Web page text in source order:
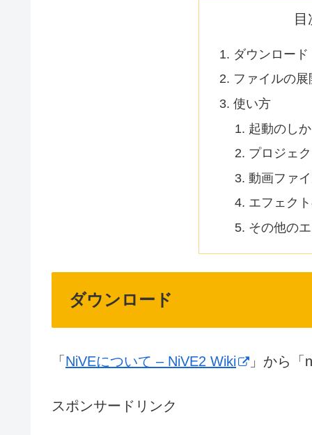
目
ダウンロード
ファイルの展
使い方
起動のし
プロジェ
動画ファ
エフェク
その他の
ダウンロード
「 NiVEについて – NiVE2 Wiki 」から
スポンサードリンク